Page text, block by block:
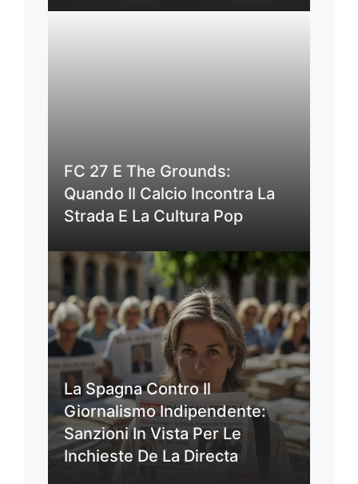
FC 27 E The Grounds:
Quando Il Calcio Incontra La
Strada E La Cultura Pop
La Spagna Contro Il
Giornalismo Indipendente:
Sanzioni In Vista Per Le
Inchieste De La Directa